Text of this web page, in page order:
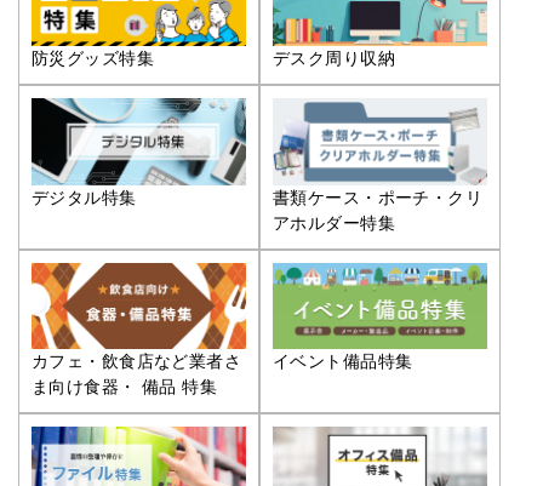
防災グッズ特集 デスク周り収納
デジタル特集
書類ケース・ポーチ・クリ
アホルダー特集
カフェ・飲食店など業者さ
ま向け食器・ 備品 特集
イベント備品特集